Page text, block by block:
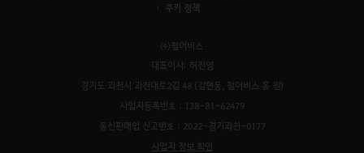
쿠키 정책
㈜펄어비스
대표이사: 허진영
경기도 과천시 과천대로2길 48 (갈현동, 펄어비스 홈 원)
사업자등록번호 : 138-81-62479
통신판매업 신고번호 : 2022-경기과천-0177
사업자 정보 확인